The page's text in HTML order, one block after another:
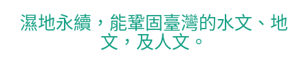
濕地永續，能鞏固臺灣的水文、地
文，及人文。